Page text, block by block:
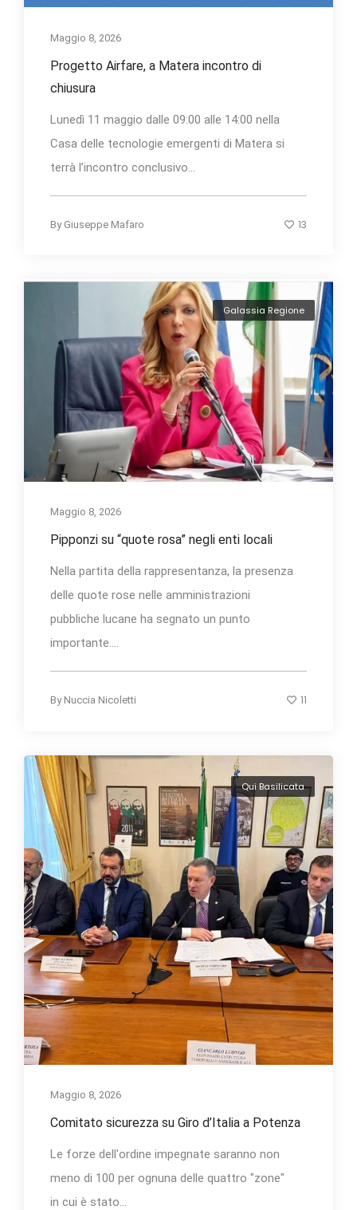
Maggio 8, 2026
Progetto Airfare, a Matera incontro di
chiusura
Lunedì 11 maggio dalle 09:00 alle 14:00 nella
Casa delle tecnologie emergenti di Matera si
terrà l’incontro conclusivo...
By Giuseppe Mafaro 13
Galassia Regione
Maggio 8, 2026
Pipponzi su “quote rosa” negli enti locali
Nella partita della rappresentanza, la presenza
delle quote rose nelle amministrazioni
pubbliche lucane ha segnato un punto
importante....
By Nuccia Nicoletti 11
Qui Basilicata
Maggio 8, 2026
Comitato sicurezza su Giro d’Italia a Potenza
Le forze dell'ordine impegnate saranno non
meno di 100 per ognuna delle quattro "zone"
in cui è stato...